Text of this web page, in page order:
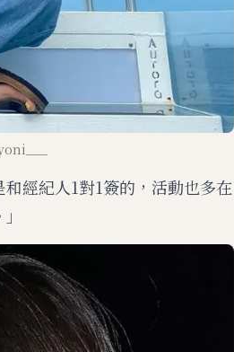
經紀人1對1簽的，活動也多在